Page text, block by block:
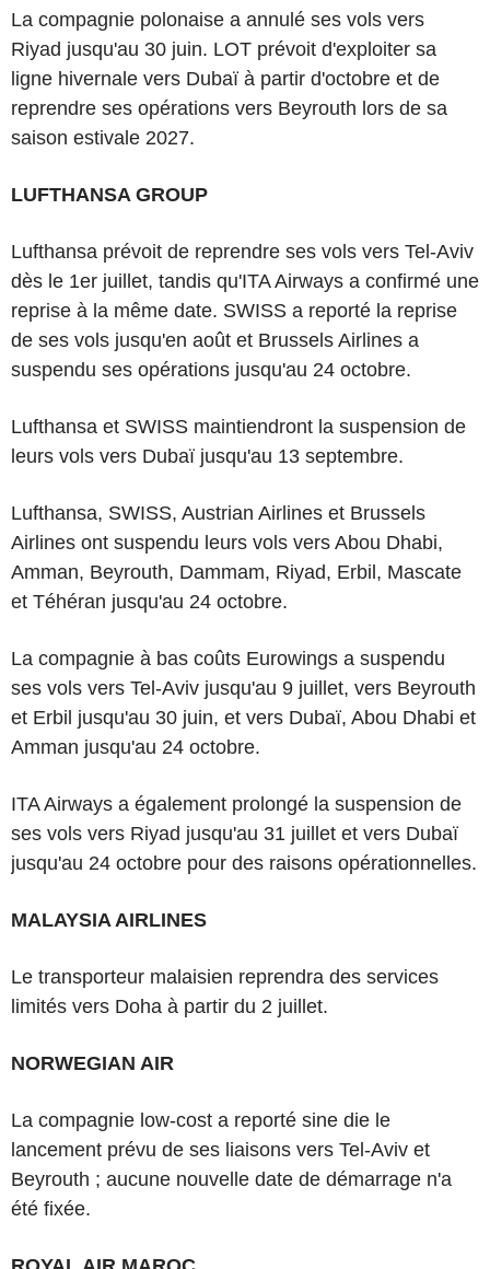
La compagnie polonaise a annulé ses vols vers
Riyad jusqu'au 30 juin. LOT prévoit d'exploiter sa
ligne hivernale vers Dubaï à partir d'octobre et de
reprendre ses opérations vers Beyrouth lors de sa
saison estivale 2027.
LUFTHANSA GROUP
Lufthansa prévoit de reprendre ses vols vers Tel-Aviv
dès le 1er juillet, tandis qu'ITA Airways a confirmé une
reprise à la même date. SWISS a reporté la reprise
de ses vols jusqu'en août et Brussels Airlines a
suspendu ses opérations jusqu'au 24 octobre.
Lufthansa et SWISS maintiendront la suspension de
leurs vols vers Dubaï jusqu'au 13 septembre.
Lufthansa, SWISS, Austrian Airlines et Brussels
Airlines ont suspendu leurs vols vers Abou Dhabi,
Amman, Beyrouth, Dammam, Riyad, Erbil, Mascate
et Téhéran jusqu'au 24 octobre.
La compagnie à bas coûts Eurowings a suspendu
ses vols vers Tel-Aviv jusqu'au 9 juillet, vers Beyrouth
et Erbil jusqu'au 30 juin, et vers Dubaï, Abou Dhabi et
Amman jusqu'au 24 octobre.
ITA Airways a également prolongé la suspension de
ses vols vers Riyad jusqu'au 31 juillet et vers Dubaï
jusqu'au 24 octobre pour des raisons opérationnelles.
MALAYSIA AIRLINES
Le transporteur malaisien reprendra des services
limités vers Doha à partir du 2 juillet.
NORWEGIAN AIR
La compagnie low-cost a reporté sine die le
lancement prévu de ses liaisons vers Tel-Aviv et
Beyrouth ; aucune nouvelle date de démarrage n'a
été fixée.